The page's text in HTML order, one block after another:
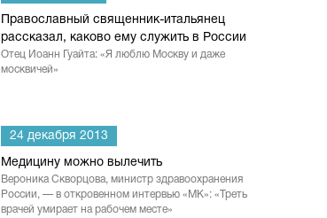
Православный священник-итальянец
рассказал, каково ему служить в России
Отец Иоанн Гуайта: «Я люблю Москву и даже
москвичей»
24 декабря 2013
Медицину можно вылечить
Вероника Скворцова, министр здравоохранения
России, — в откровенном интервью «МК»: «Треть
врачей умирает на рабочем месте»